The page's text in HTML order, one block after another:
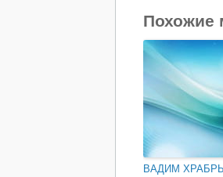
Похожие
ВАДИМ